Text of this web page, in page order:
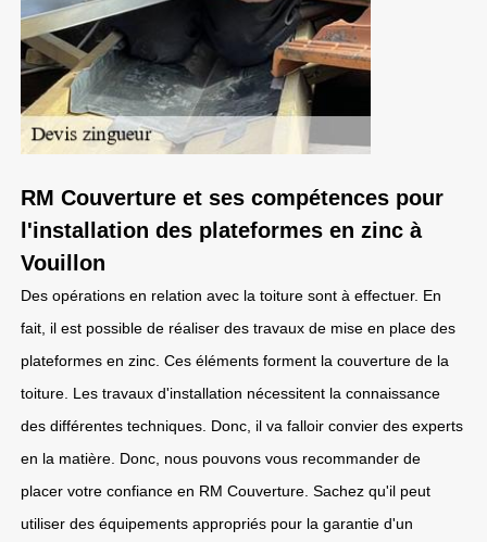
RM Couverture et ses compétences pour
l'installation des plateformes en zinc à
Vouillon
Des opérations en relation avec la toiture sont à effectuer. En
fait, il est possible de réaliser des travaux de mise en place des
plateformes en zinc. Ces éléments forment la couverture de la
toiture. Les travaux d'installation nécessitent la connaissance
des différentes techniques. Donc, il va falloir convier des experts
en la matière. Donc, nous pouvons vous recommander de
placer votre confiance en RM Couverture. Sachez qu'il peut
utiliser des équipements appropriés pour la garantie d'un